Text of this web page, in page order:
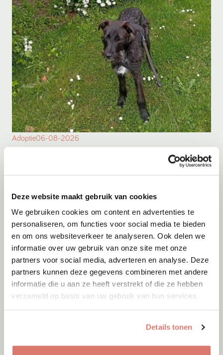
Deze website maakt gebruik van cookies
We gebruiken cookies om content en advertenties te
personaliseren, om functies voor social media te bieden
en om ons websiteverkeer te analyseren. Ook delen we
informatie over uw gebruik van onze site met onze
partners voor social media, adverteren en analyse. Deze
partners kunnen deze gegevens combineren met andere
informatie die u aan ze heeft verstrekt of die ze hebben
verzameld op basis van uw gebruik van hun services.
Details tonen
Adoptie06-08-2026
Adoptie